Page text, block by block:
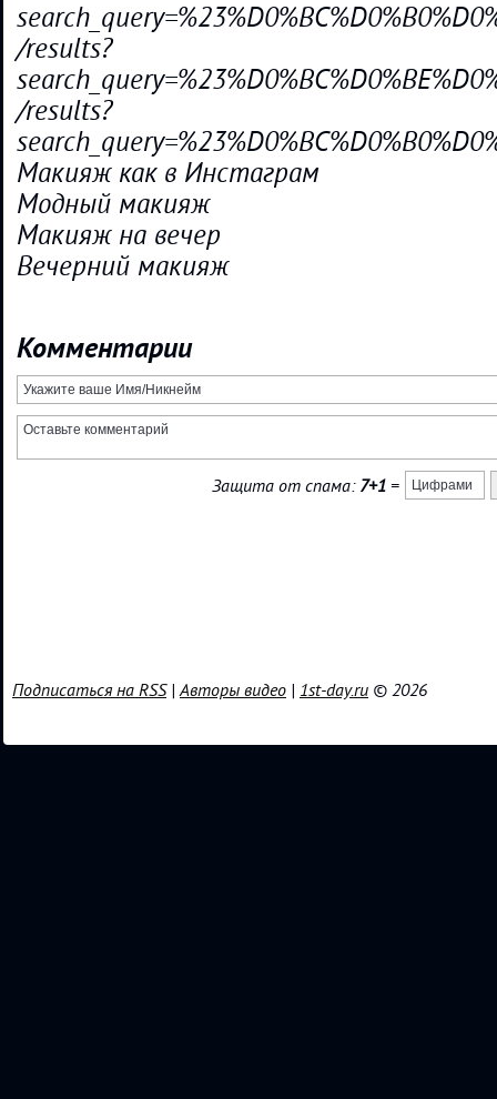
/results?
/results?
Макияж как в Инстаграм
Модный макияж
Макияж на вечер
Вечерний макияж
Комментарии
Защита от спама: 7+1 =
Подписаться на RSS|Авторы видео | 1st-day.ru © 2026